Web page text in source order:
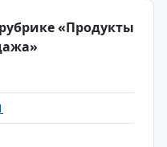
«Продукты